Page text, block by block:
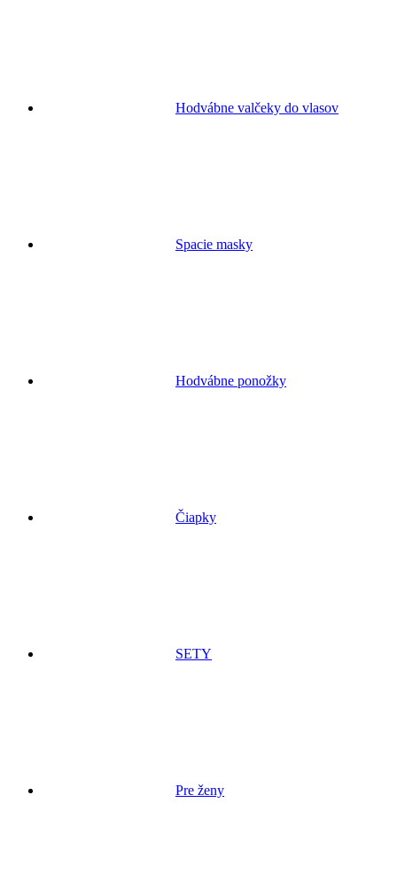
Hodvábne valčeky do vlasov
Spacie masky
Hodvábne ponožky
Čiapky
SETY
Pre ženy